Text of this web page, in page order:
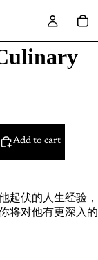
Add to cart
起伏的人生经验，
将对他有更深入的